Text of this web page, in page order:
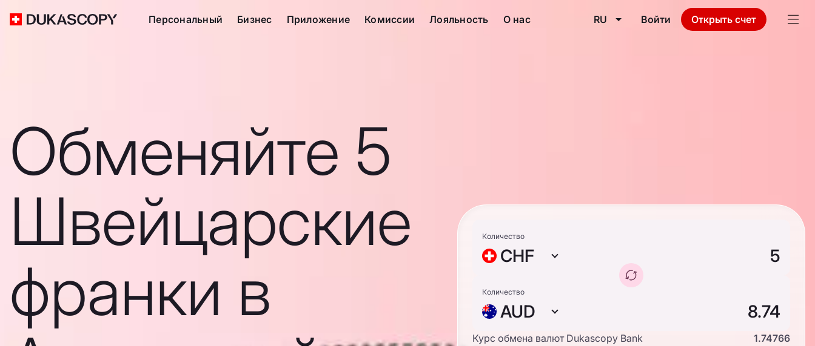
Персональный Бизнес Приложение Комиссии Лояльность О нас RU Войти Открыть счет
Обменяйте 5
Швейцарские
франки в
Количество
CHF
Количество
AUD
Курс обмена валют Dukascopy Bank
1.74766